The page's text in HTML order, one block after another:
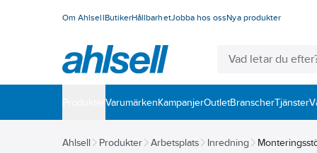
Om AhlsellButikerHållbarhetJobba hos ossNya produkter
VarumärkenKampanjerOutletBranscherTjänster
Ahlsell Produkter Arbetsplats Inredning